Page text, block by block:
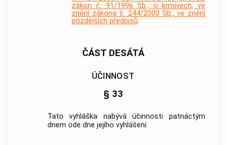
zákon č. 91/1996 Sb., o krmivech, ve
znění zákona č. 244/2000 Sb., ve znění
pozdějších předpisů.
ČÁST DESÁTÁ
ÚČINNOST
§ 33
Tato vyhláška nabývá účinnosti patnáctým
dnem ode dne jejího vyhlášení.